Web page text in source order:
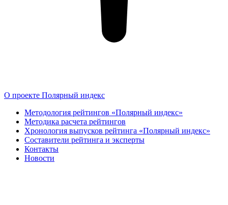
О проекте Полярный индекс
Методология рейтингов «Полярный индекс»
Методика расчета рейтингов
Хронология выпусков рейтинга «Полярный индекс»
Составители рейтинга и эксперты
Контакты
Новости